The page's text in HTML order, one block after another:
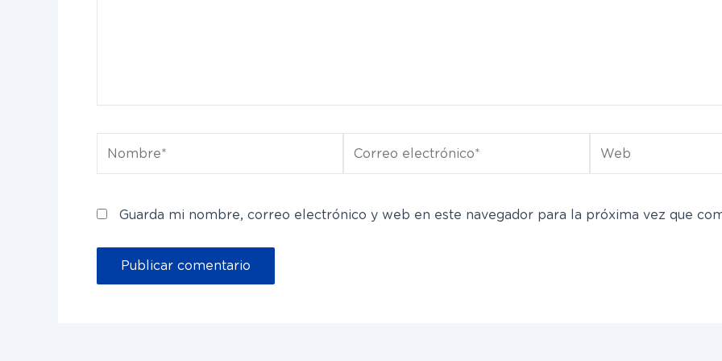
electrónico*
Guarda mi nombre, correo electrónico y web en este navegador para la próxima vez que